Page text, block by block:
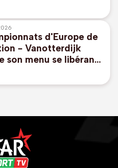
relais mixte
d'Europe de
- Vanotterdijk
son menu se libérant
relais mixte